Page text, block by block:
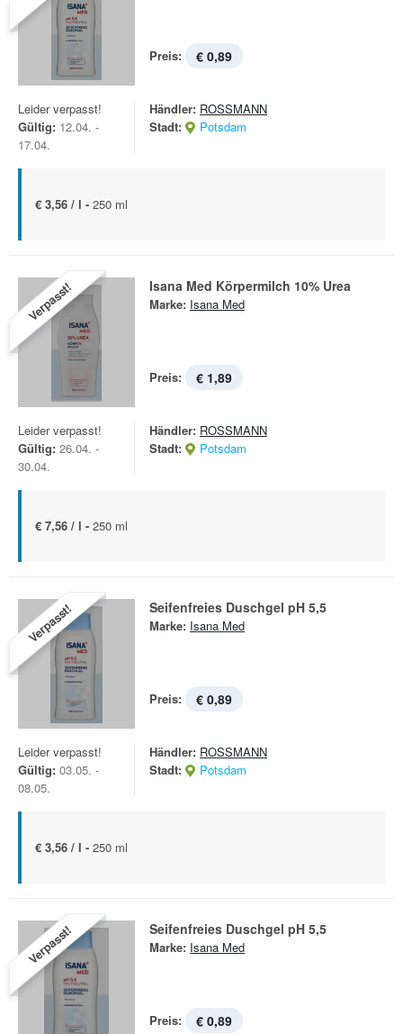
Preis: € 0,89
Leider verpasst!
Gültig: 12.04. -
17.04.
Händler: ROSSMANN
Stadt:
Potsdam
€ 3,56 / l - 250 ml
Verpasst! Isana Med Körpermilch 10% Urea
Marke: Isana Med
Preis: € 1,89
Leider verpasst!
Gültig: 26.04. -
30.04.
Händler: ROSSMANN
Stadt:
Potsdam
€ 7,56 / l - 250 ml
Verpasst! Seifenfreies Duschgel pH 5,5
Marke: Isana Med
Preis: € 0,89
Leider verpasst!
Gültig: 03.05. -
08.05.
Händler: ROSSMANN
Stadt:
Potsdam
€ 3,56 / l - 250 ml
Verpasst! Seifenfreies Duschgel pH 5,5
Marke: Isana Med
Preis: € 0,89